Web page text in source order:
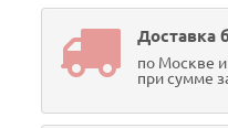
Доставка
по Москве
при сумме